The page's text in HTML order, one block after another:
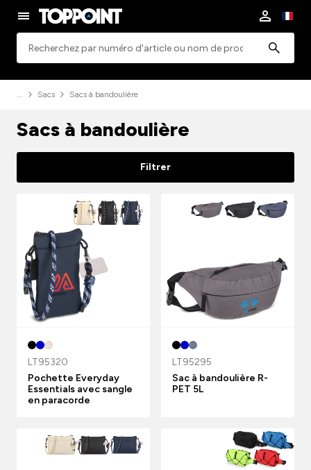
Sacs Sacs à bandoulière
Sacs à bandoulière
Filtrer
LT95320
Pochette Everyday
Essentials avec sangle
en paracorde
LT95295
Sac à bandoulière R-
PET 5L